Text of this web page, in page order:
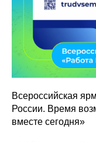
Всероссийская
России. Время
вместе сегодня»